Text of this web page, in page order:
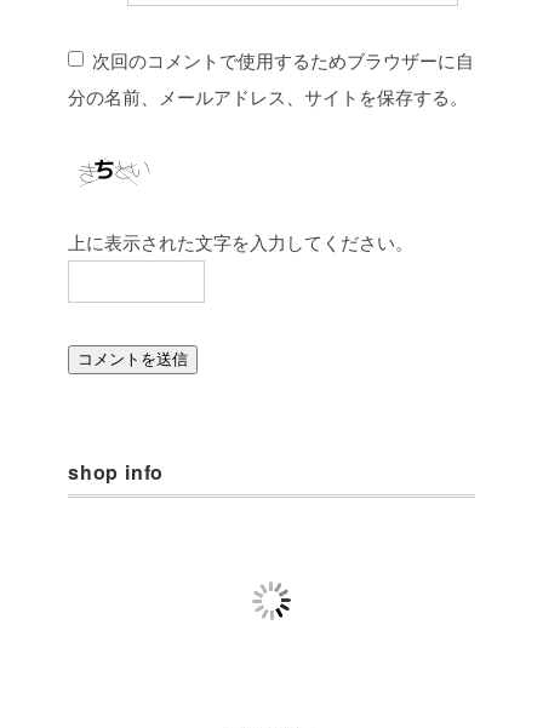
次回のコメントで使用するためブラウザーに自
分の名前、メールアドレス、サイトを保存する。
上に表示された文字を入力してください。
shop info